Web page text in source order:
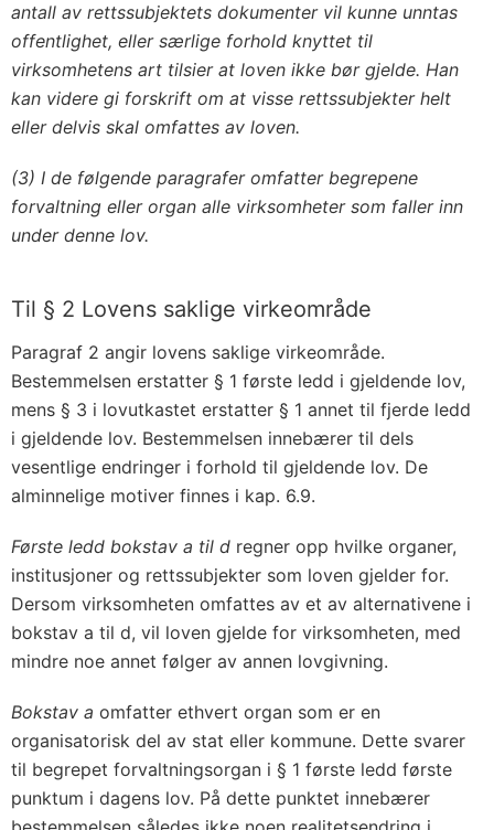
antall av rettssubjektets dokumenter vil kunne unntas
offentlighet, eller særlige forhold knyttet til
virksomhetens art tilsier at loven ikke bør gjelde. Han
kan videre gi forskrift om at visse rettssubjekter helt
eller delvis skal omfattes av loven.
(3) I de følgende paragrafer omfatter begrepene
forvaltning eller organ alle virksomheter som faller inn
under denne lov.
Til § 2 Lovens saklige virkeområde
Paragraf 2 angir lovens saklige virkeområde.
Bestemmelsen erstatter § 1 første ledd i gjeldende lov,
mens § 3 i lovutkastet erstatter § 1 annet til fjerde ledd
i gjeldende lov. Bestemmelsen innebærer til dels
vesentlige endringer i forhold til gjeldende lov. De
alminnelige motiver finnes i kap. 6.9.
Første ledd bokstav a til d regner opp hvilke organer,
institusjoner og rettssubjekter som loven gjelder for.
Dersom virksomheten omfattes av et av alternativene i
bokstav a til d, vil loven gjelde for virksomheten, med
mindre noe annet følger av annen lovgivning.
Bokstav a omfatter ethvert organ som er en
organisatorisk del av stat eller kommune. Dette svarer
til begrepet forvaltningsorgan i § 1 første ledd første
punktum i dagens lov. På dette punktet innebærer